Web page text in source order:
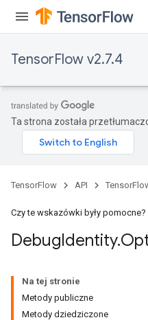
TensorFlow v2.7.4
Ta strona została
TensorFlow API
Czy te wskazówki były pomocne?
DebugIdentity.
Na tej stronie
Metody publiczne
Metody dziedziczone